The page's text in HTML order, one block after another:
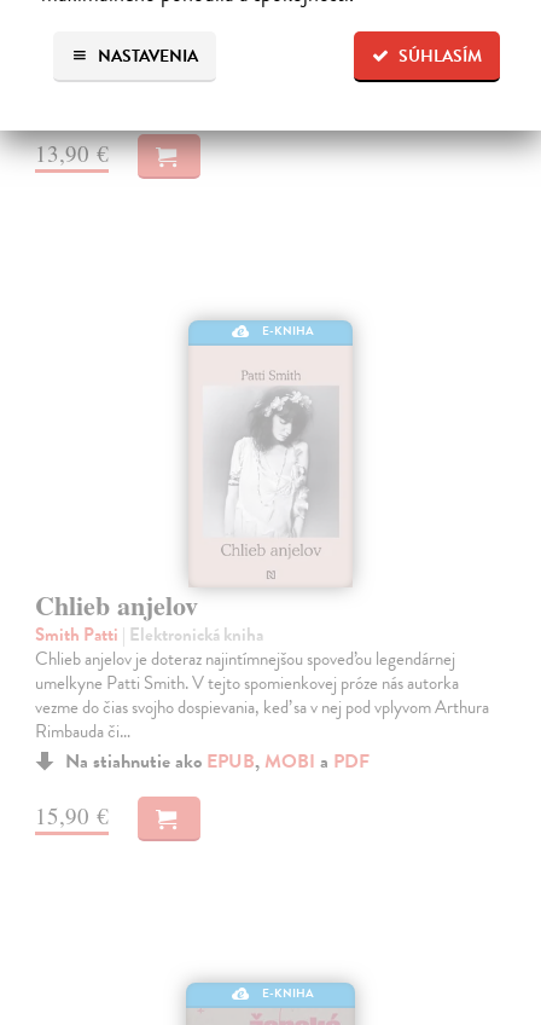
SÚHLASÍM
NASTAVENIA
jej hity si ľudia spievajú a tancujú na ne už viac ako polstoročie od ich
vzniku.
13,90 €
E-KNIHA
Chlieb anjelov
Smith Patti | Elektronická kniha
Chlieb anjelov je doteraz najintímnejšou spoveďou legendárnej
umelkyne Patti Smith. V tejto spomienkovej próze nás autorka
vezme do čias svojho dospievania, keď sa v nej pod vplyvom Arthura
Rimbauda či…
Na stiahnutie ako EPUB, MOBI a PDF
15,90 €
E-KNIHA